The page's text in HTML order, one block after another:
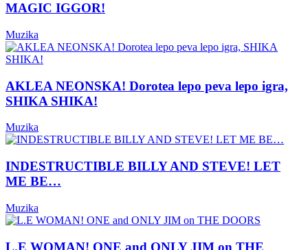
MAGIC IGGOR!
Muzika
AKLEA NEONSKA! Dorotea lepo peva lepo igra,
SHIKA SHIKA!
Muzika
INDESTRUCTIBLE BILLY AND STEVE! LET
ME BE…
Muzika
L.E WOMAN! ONE and ONLY JIM on THE